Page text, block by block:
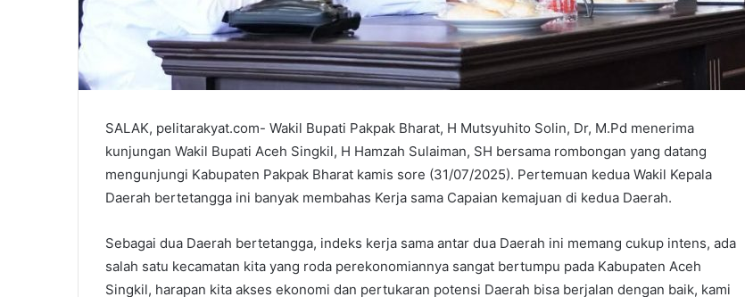
SALAK, pelitarakyat.com- Wakil Bupati Pakpak Bharat, H Mutsyuhito Solin, Dr, M.Pd menerima
kunjungan Wakil Bupati Aceh Singkil, H Hamzah Sulaiman, SH bersama rombongan yang datang
mengunjungi Kabupaten Pakpak Bharat kamis sore (31/07/2025). Pertemuan kedua Wakil Kepala
Daerah bertetangga ini banyak membahas Kerja sama Capaian kemajuan di kedua Daerah.
Sebagai dua Daerah bertetangga, indeks kerja sama antar dua Daerah ini memang cukup intens, ada
salah satu kecamatan kita yang roda perekonomiannya sangat bertumpu pada Kabupaten Aceh
Singkil, harapan kita akses ekonomi dan pertukaran potensi Daerah bisa berjalan dengan baik, kami